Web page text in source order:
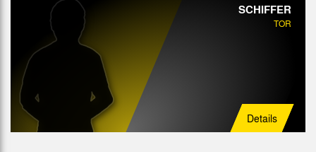
Mittelfeld
Angriff
SCHIFFER
TOR
Details